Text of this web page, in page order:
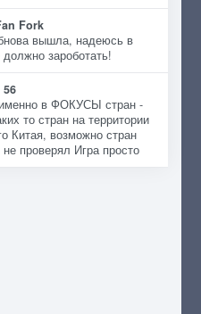
Fork
вышла, надеюсь в
должно зароботать!
в ФОКУСЫ стран -
то стран на территории
Китая, возможно стран
проверял Игра просто